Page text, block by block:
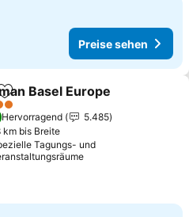
Preise sehen
Zu Favoriten hinzufügen
Basel Europe
Hervorragend
5.485
km bis Breite
Tagungs- und